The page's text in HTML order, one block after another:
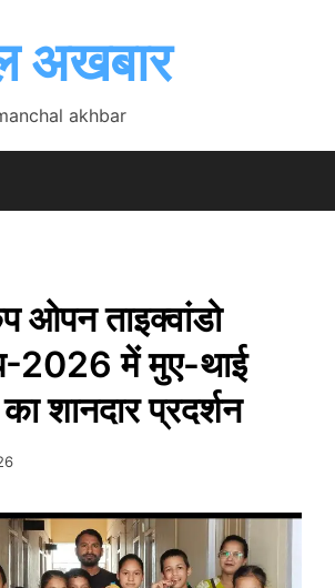
अखबार
akhbar
ओपन ताइक्वांडो
2026 में मुए-थाई
शानदार प्रदर्शन